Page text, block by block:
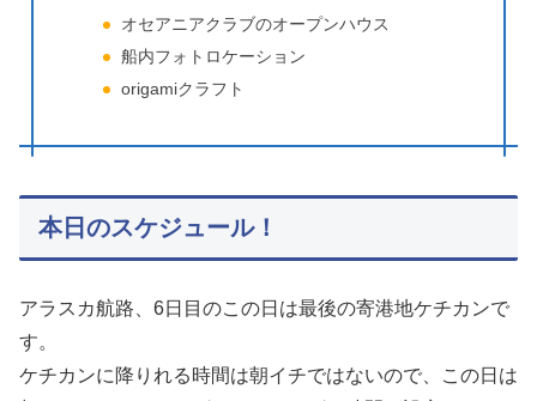
オセアニアクラブのオープンハウス
船内フォトロケーション
origamiクラフト
本日のスケジュール！
アラスカ航路、6日目のこの日は最後の寄港地ケチカンで
す。
ケチカンに降りれる時間は朝イチではないので、この日は